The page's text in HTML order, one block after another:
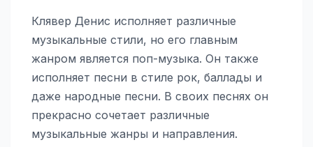
Клявер Денис исполняет различные
музыкальные стили, но его главным
жанром является поп-музыка. Он также
исполняет песни в стиле рок, баллады и
даже народные песни. В своих песнях он
прекрасно сочетает различные
музыкальные жанры и направления.